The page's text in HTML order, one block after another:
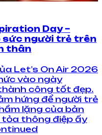
Day –
sức người trẻ trên
thân
Let’s On Air 2026
vào ngày
công tốt đẹp.
hứng để người trẻ
lặng của bản
tỏa thông điệp ấy